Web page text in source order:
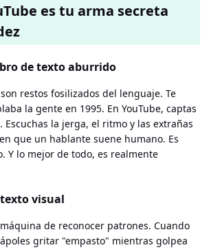
es tu arma secreta
de texto aburrido
restos fosilizados del lenguaje. Te
la gente en 1995. En YouTube, captas
Escuchas la jerga, el ritmo y las extrañas
que un hablante suene humano. Es
Y lo mejor de todo, es realmente
visual
de reconocer patrones. Cuando
gritar "empasto" mientras golpea